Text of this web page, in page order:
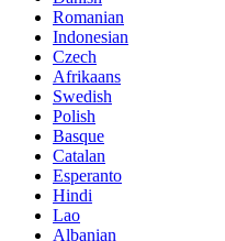
Romanian
Indonesian
Czech
Afrikaans
Swedish
Polish
Basque
Catalan
Esperanto
Hindi
Lao
Albanian